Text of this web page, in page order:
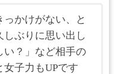
っかけがない、と
しぶりに思い出し
い？」など相手の
子力もUPです